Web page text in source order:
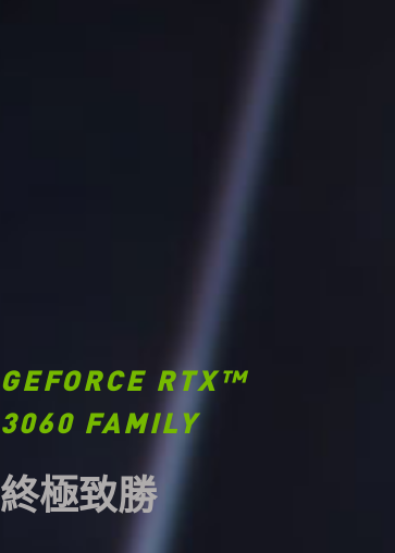
GEFORCE RTX™
3060 FAMILY
終極致勝